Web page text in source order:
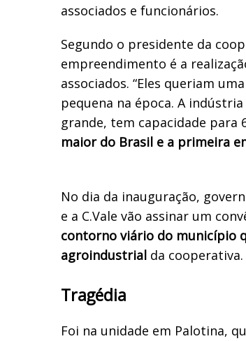
associados e funcionários.
Segundo o presidente da
empreendimento é a
associados. “Eles queriam
pequena na época. A
grande, tem capacidade para
maior do Brasil e a primeira
No dia da inauguração,
e a C.Vale vão assinar um
contorno viário do município
agroindustrial da cooperativa.
Tragédia
Foi na unidade em Palotina,